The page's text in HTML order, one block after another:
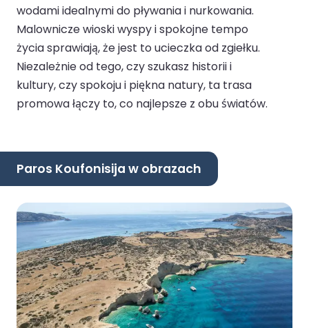
wodami idealnymi do pływania i nurkowania.
Malownicze wioski wyspy i spokojne tempo
życia sprawiają, że jest to ucieczka od zgiełku.
Niezależnie od tego, czy szukasz historii i
kultury, czy spokoju i piękna natury, ta trasa
promowa łączy to, co najlepsze z obu światów.
Paros Koufonisija w obrazach